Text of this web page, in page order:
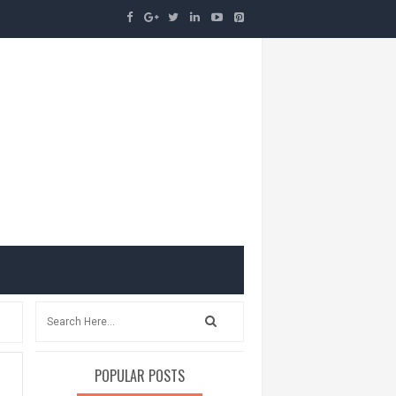
POPULAR POSTS